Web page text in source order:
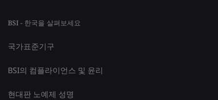
BSI - 한국을 살펴보세요
국가표준기구
BSI의 컴플라이언스 및 윤리
현대판 노예제 성명